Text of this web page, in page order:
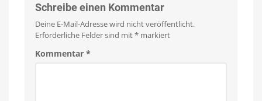
Schreibe einen Kommentar
Deine E-Mail-Adresse wird nicht veröffentlicht.
Erforderliche Felder sind mit* markiert
Kommentar *